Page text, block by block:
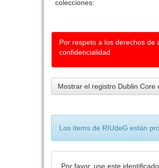
colecciones:
Por respeto a los derechos de
confidencialidad
Mostrar el registro Dublin Core
Los ítems de RIUdeG están
Por favor, use este